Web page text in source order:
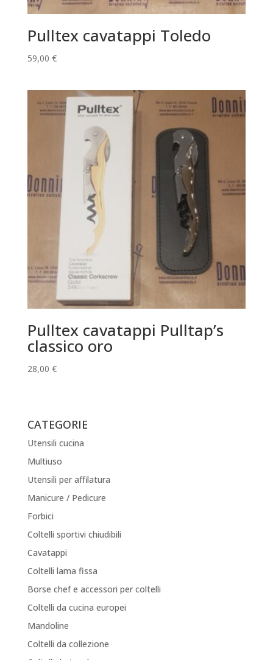
Pulltex cavatappi Toledo
59,00 €
Pulltex cavatappi Pulltap’s
classico oro
28,00 €
CATEGORIE
Utensili cucina
Multiuso
Utensili per affilatura
Manicure / Pedicure
Forbici
Coltelli sportivi chiudibili
Cavatappi
Coltelli lama fissa
Borse chef e accessori per coltelli
Coltelli da cucina europei
Mandoline
Coltelli da collezione